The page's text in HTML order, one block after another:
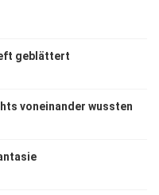
geblättert
voneinander wussten